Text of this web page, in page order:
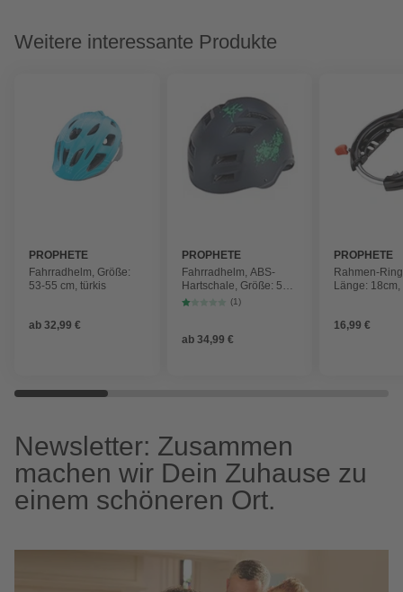
Weitere interessante Produkte
PROPHETE
Fahrradhelm, Größe:
53-55 cm, türkis
ab 32,99 €
PROPHETE
Fahrradhelm, ABS-
Hartschale, Größe: 55-
58 cm, schwarz
(1)
ab 34,99 €
PROPHETE
Rahmen-
Länge:
16,99 €
Newsletter: Zusammen
machen wir Dein Zuhause zu
einem schöneren Ort.